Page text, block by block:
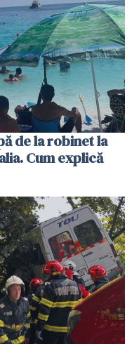
de la robinet la
Cum explică